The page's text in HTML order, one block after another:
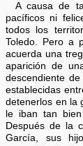
A causa de
pacíficos ni
todos los
Toledo. Pero a
acuerda una
aparición de
descendiente
establecidas
detenerlos en la
le iban tan
Después de la
García, sus